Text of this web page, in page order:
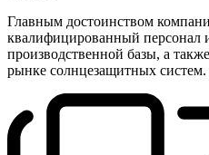
Главным достоинством
квалифицированный персонал
производственной базы, а
рынке солнцезащитных систем.